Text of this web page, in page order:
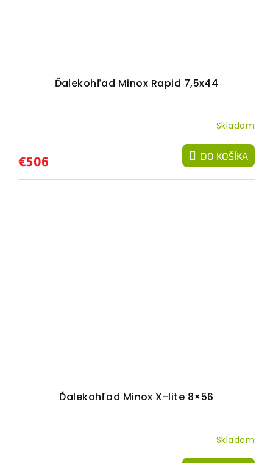
Ďalekohľad Minox Rapid 7,5x44
Skladom
€506 DO KOŠÍKA
Ďalekohľad Minox X-lite 8×56
Skladom